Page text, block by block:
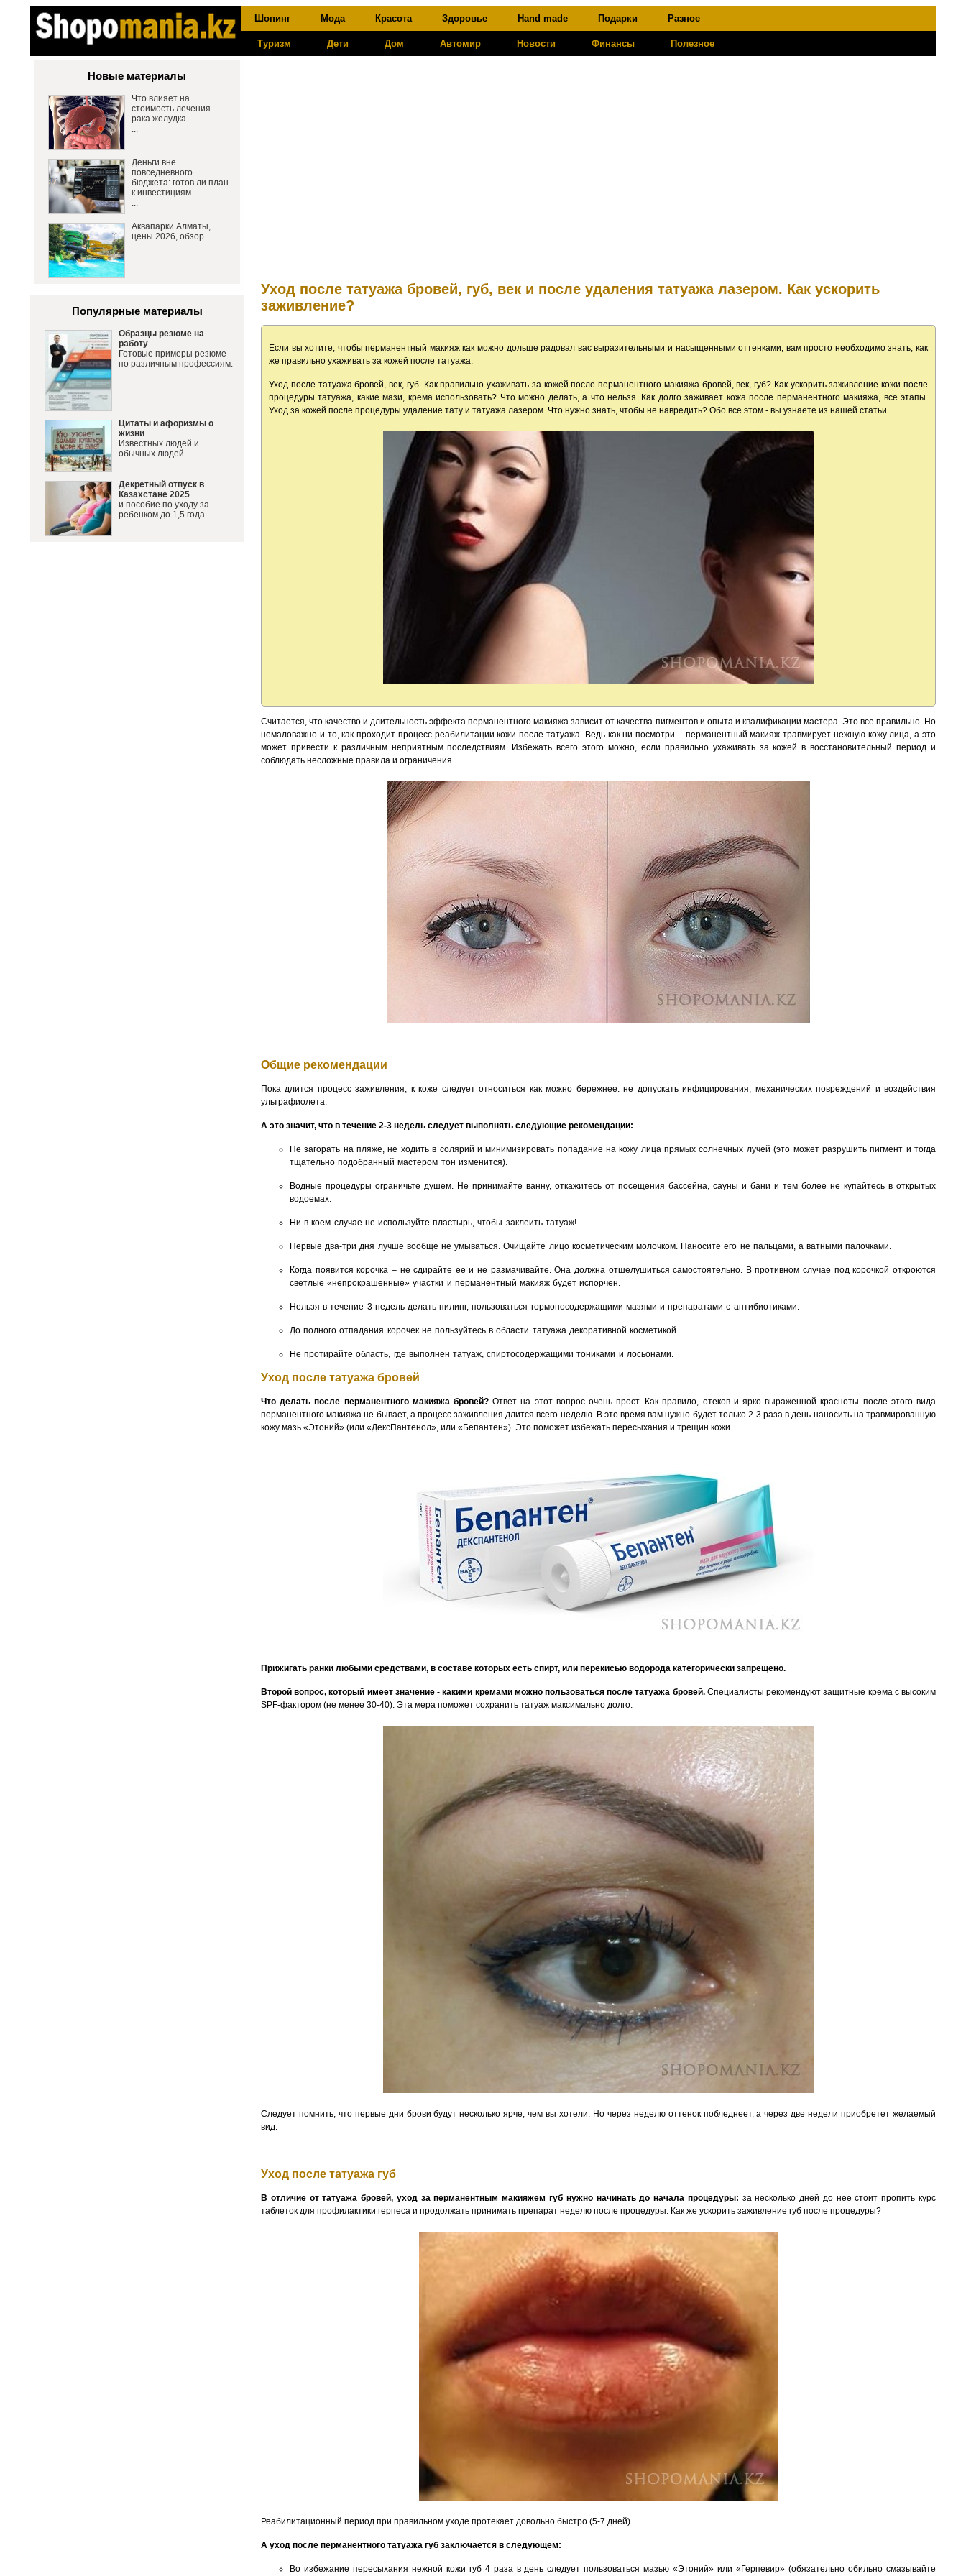
Шопинг Мода Красота Здоровье Hand made Подарки Разное
Туризм Дети Дом Автомир Новости Финансы Полезное
Новые материалы
Что влияет на
стоимость лечения
рака желудка
...
Деньги вне
повседневного
бюджета: готов ли план
к инвестициям
...
Аквапарки Алматы,
цены 2026, обзор
...
Популярные материалы
Образцы резюме на
работу
Готовые примеры резюме
по различным профессиям.
Цитаты и афоризмы о
жизни
Известных людей и
обычных людей
Декретный отпуск в
Казахстане 2025
и пособие по уходу за
ребенком до 1,5 года
Уход после татуажа бровей, губ, век и после удаления татуажа лазером. Как ускорить
заживление?
Если вы хотите, чтобы перманентный макияж как можно дольше радовал вас выразительными и насыщенными оттенками, вам просто необходимо знать, как
же правильно ухаживать за кожей после татуажа.
Уход после татуажа бровей, век, губ. Как правильно ухаживать за кожей после перманентного макияжа бровей, век, губ? Как ускорить заживление кожи после
процедуры татуажа, какие мази, крема использовать? Что можно делать, а что нельзя. Как долго заживает кожа после перманентного макияжа, все этапы.
Уход за кожей после процедуры удаление тату и татуажа лазером. Что нужно знать, чтобы не навредить? Обо все этом - вы узнаете из нашей статьи.
Считается, что качество и длительность эффекта перманентного макияжа зависит от качества пигментов и опыта и квалификации мастера. Это все правильно. Но
немаловажно и то, как проходит процесс реабилитации кожи после татуажа. Ведь как ни посмотри – перманентный макияж травмирует нежную кожу лица, а это
может привести к различным неприятным последствиям. Избежать всего этого можно, если правильно ухаживать за кожей в восстановительный период и
соблюдать несложные правила и ограничения.
Общие рекомендации
Пока длится процесс заживления, к коже следует относиться как можно бережнее: не допускать инфицирования, механических повреждений и воздействия
ультрафиолета.
А это значит, что в течение 2-3 недель следует выполнять следующие рекомендации:
Не загорать на пляже, не ходить в солярий и минимизировать попадание на кожу лица прямых солнечных лучей (это может разрушить пигмент и тогда
тщательно подобранный мастером тон изменится).
Водные процедуры ограничьте душем. Не принимайте ванну, откажитесь от посещения бассейна, сауны и бани и тем более не купайтесь в открытых
водоемах.
Ни в коем случае не используйте пластырь, чтобы заклеить татуаж!
Первые два-три дня лучше вообще не умываться. Очищайте лицо косметическим молочком. Наносите его не пальцами, а ватными палочками.
Когда появится корочка – не сдирайте ее и не размачивайте. Она должна отшелушиться самостоятельно. В противном случае под корочкой откроются
светлые «непрокрашенные» участки и перманентный макияж будет испорчен.
Нельзя в течение 3 недель делать пилинг, пользоваться гормоносодержащими мазями и препаратами с антибиотиками.
До полного отпадания корочек не пользуйтесь в области татуажа декоративной косметикой.
Не протирайте область, где выполнен татуаж, спиртосодержащими тониками и лосьонами.
Уход после татуажа бровей
Что делать после перманентного макияжа бровей?Ответ на этот вопрос очень прост. Как правило, отеков и ярко выраженной красноты после этого вида
перманентного макияжа не бывает, а процесс заживления длится всего неделю. В это время вам нужно будет только 2-3 раза в день наносить на травмированную
кожу мазь «Этоний» (или «ДексПантенол», или «Бепантен»). Это поможет избежать пересыхания и трещин кожи.
Прижигать ранки любыми средствами, в составе которых есть спирт, или перекисью водорода категорически запрещено.
Второй вопрос, который имеет значение - какими кремами можно пользоваться после татуажа бровей.Специалисты рекомендуют защитные крема с высоким
SPF-фактором (не менее 30-40). Эта мера поможет сохранить татуаж максимально долго.
Следует помнить, что первые дни брови будут несколько ярче, чем вы хотели. Но через неделю оттенок побледнеет, а через две недели приобретет желаемый
вид.
Уход после татуажа губ
В отличие от татуажа бровей, уход за перманентным макияжем губ нужно начинать до начала процедуры: за несколько дней до нее стоит пропить курс
таблеток для профилактики герпеса и продолжать принимать препарат неделю после процедуры. Как же ускорить заживление губ после процедуры?
Реабилитационный период при правильном уходе протекает довольно быстро (5-7 дней).
А уход после перманентного татуажа губ заключается в следующем:
Во избежание пересыхания нежной кожи губ 4 раза в день следует пользоваться мазью «Этоний» или «Герпевир» (обязательно обильно смазывайте